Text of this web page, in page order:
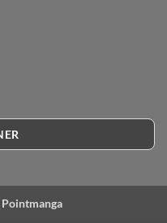
Pointmanga